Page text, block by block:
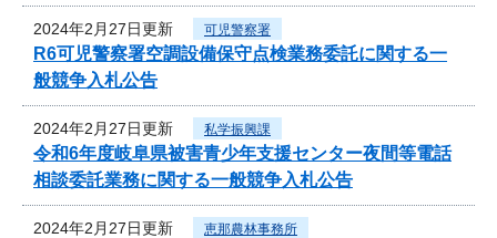
2024年2月27日更新 可児警察署
R6可児警察署空調設備保守点検業務委託に関する一
般競争入札公告
2024年2月27日更新 私学振興課
令和6年度岐阜県被害青少年支援センター夜間等電話
相談委託業務に関する一般競争入札公告
2024年2月27日更新 恵那農林事務所